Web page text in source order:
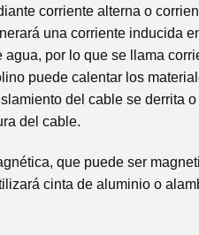
corriente alterna o
una corriente inducida
por lo que se llama
puede calentar los
del cable se derrita
del cable.
que puede ser
cinta de aluminio o